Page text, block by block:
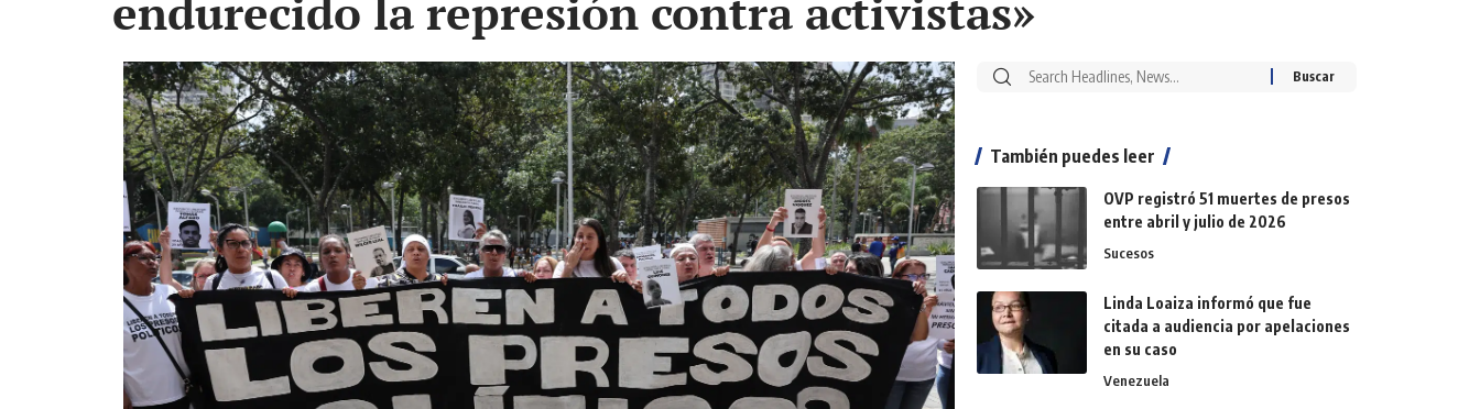
También puedes leer
OVP registró 51 muertes de presos
entre abril y julio de 2026
Sucesos
Linda Loaiza informó que fue
citada a audiencia por apelaciones
en su caso
Venezuela